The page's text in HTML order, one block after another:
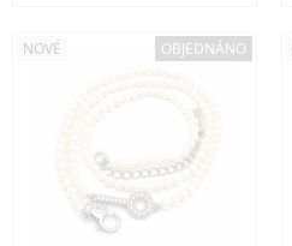
NOVÉ OBJEDNÁNO